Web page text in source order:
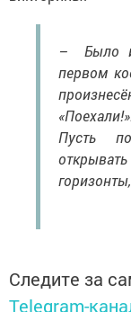
– Было
первом
Пусть
Следите за
Telegram-